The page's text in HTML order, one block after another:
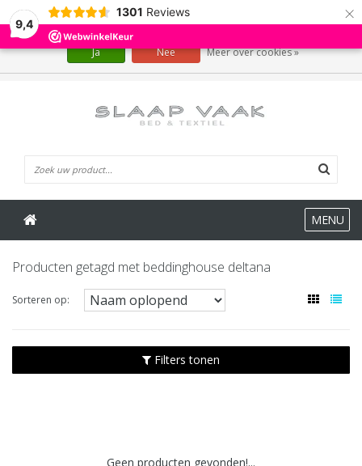
9,4
1301 Reviews ×
MENU
Producten getagd met beddinghouse deltana
Sorteren op:
Filters tonen
Geen producten gevonden!...
Wij slaan cookies op om onze website te verbeteren. Is dat akkoord?
Ja Nee Meer over cookies »